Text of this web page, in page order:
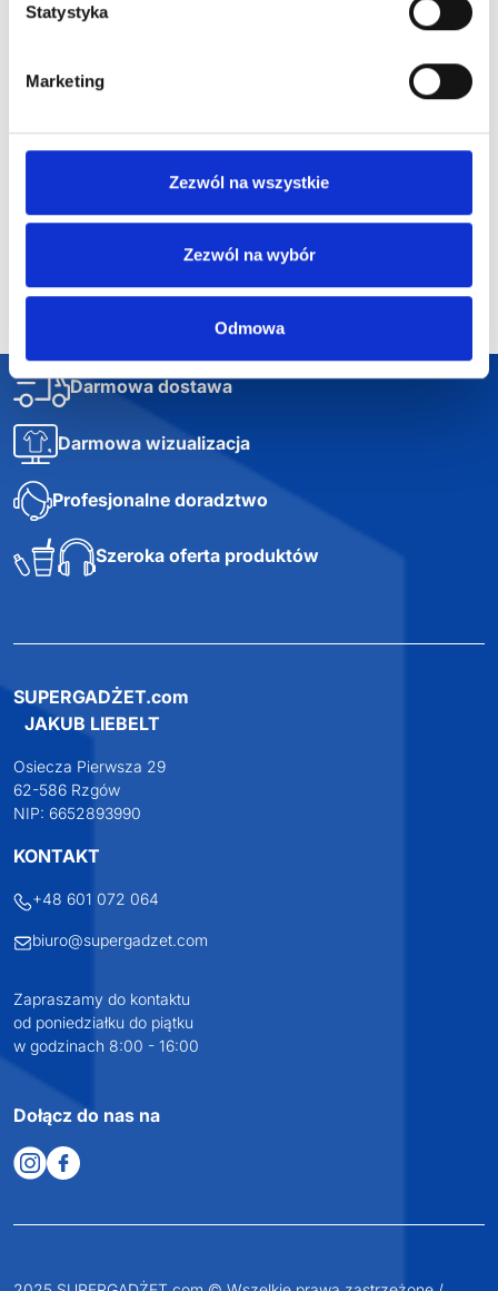
Statystyka
Marketing
Zezwól na wszystkie
Zezwól na wybór
Odmowa
COLLECTION 2026
14,90zł netto
Darmowa dostawa
Darmowa wizualizacja
Profesjonalne doradztwo
Szeroka oferta produktów
SUPERGADŻET.com
JAKUB LIEBELT
Osiecza Pierwsza 29
62-586 Rzgów
NIP: 6652893990
KONTAKT
+48 601 072 064
biuro@supergadzet.com
Zapraszamy do kontaktu
od poniedziałku do piątku
w godzinach 8:00 - 16:00
Dołącz do nas na